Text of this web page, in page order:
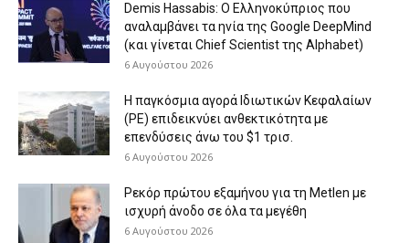
Demis Hassabis: Ο Ελληνοκύπριος που
αναλαμβάνει τα ηνία της Google DeepMind
(και γίνεται Chief Scientist της Alphabet)
6 Αυγούστου 2026
Η παγκόσμια αγορά Ιδιωτικών Κεφαλαίων
(PE) επιδεικνύει ανθεκτικότητα με
επενδύσεις άνω του $1 τρισ.
6 Αυγούστου 2026
Ρεκόρ πρώτου εξαμήνου για τη Metlen με
ισχυρή άνοδο σε όλα τα μεγέθη
6 Αυγούστου 2026